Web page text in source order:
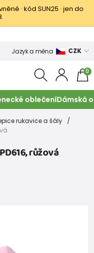
· kód SUN25 · jen do
Jazyk a měna CZK
0
oblečeníDámská
rukavice a šály
růžová